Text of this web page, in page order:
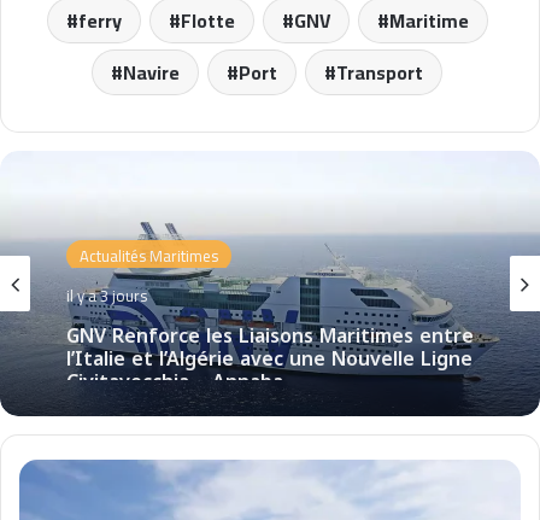
ferry
Flotte GNV
Maritime
Navire
Port Transport
Actualités Maritimes
il y a 3 jours
GNV Renforce les Liaisons Maritimes entre
l’Italie et l’Algérie avec une Nouvelle Ligne
Civitavecchia – Annaba
T